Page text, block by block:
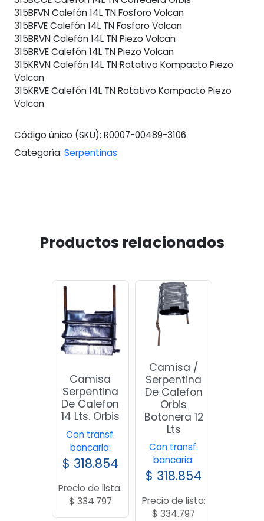
315BFVN Calefón 14L TN Fosforo Volcan
315BFVE Calefón 14L TN Fosforo Volcan
315BRVN Calefón 14L TN Piezo Volcan
315BRVE Calefón 14L TN Piezo Volcan
315KRVN Calefón 14L TN Rotativo Kompacto Piezo
Volcan
315KRVE Calefón 14L TN Rotativo Kompacto Piezo
Volcan
Código único (SKU): R0007-00489-3106
Categoría: Serpentinas
Productos relacionados
Camisa
Serpentina
De Calefon
14 Lts. Orbis
Con transf.
bancaria:
$ 318.854
Precio de lista:
$ 334.797
Camisa /
Serpentina
De Calefon
Orbis
Botonera 12
Lts
Con transf.
bancaria:
$ 318.854
Precio de lista:
$ 334.797